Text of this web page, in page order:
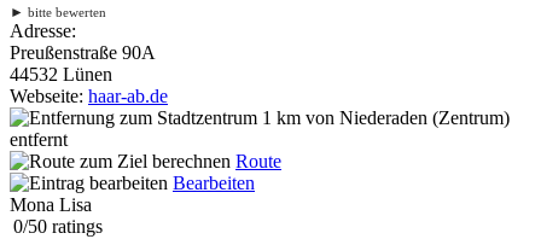
► bitte bewerten
Adresse:
Preußenstraße 90A
44532 Lünen
Webseite: haar-ab.de
1 km von Niederaden (Zentrum)
entfernt
Route
Bearbeiten
Mona Lisa
0/50 ratings